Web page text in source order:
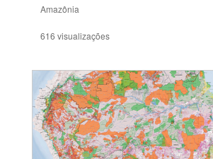
Amazônia
616 visualizações